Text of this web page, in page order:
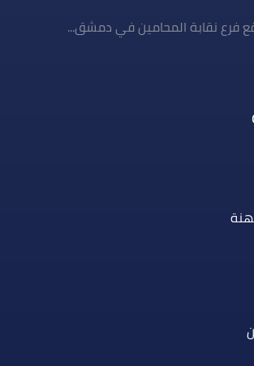
فرع نقابة المحامين في دمشق...